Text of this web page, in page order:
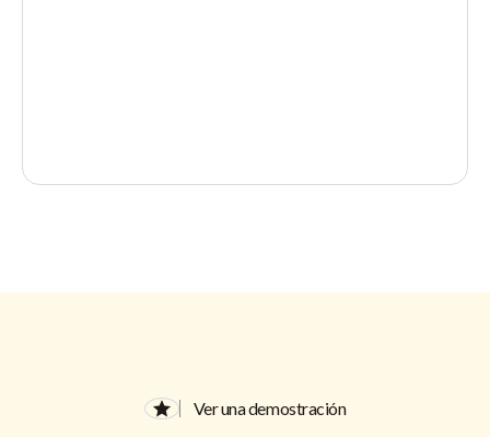
Ver una demostración